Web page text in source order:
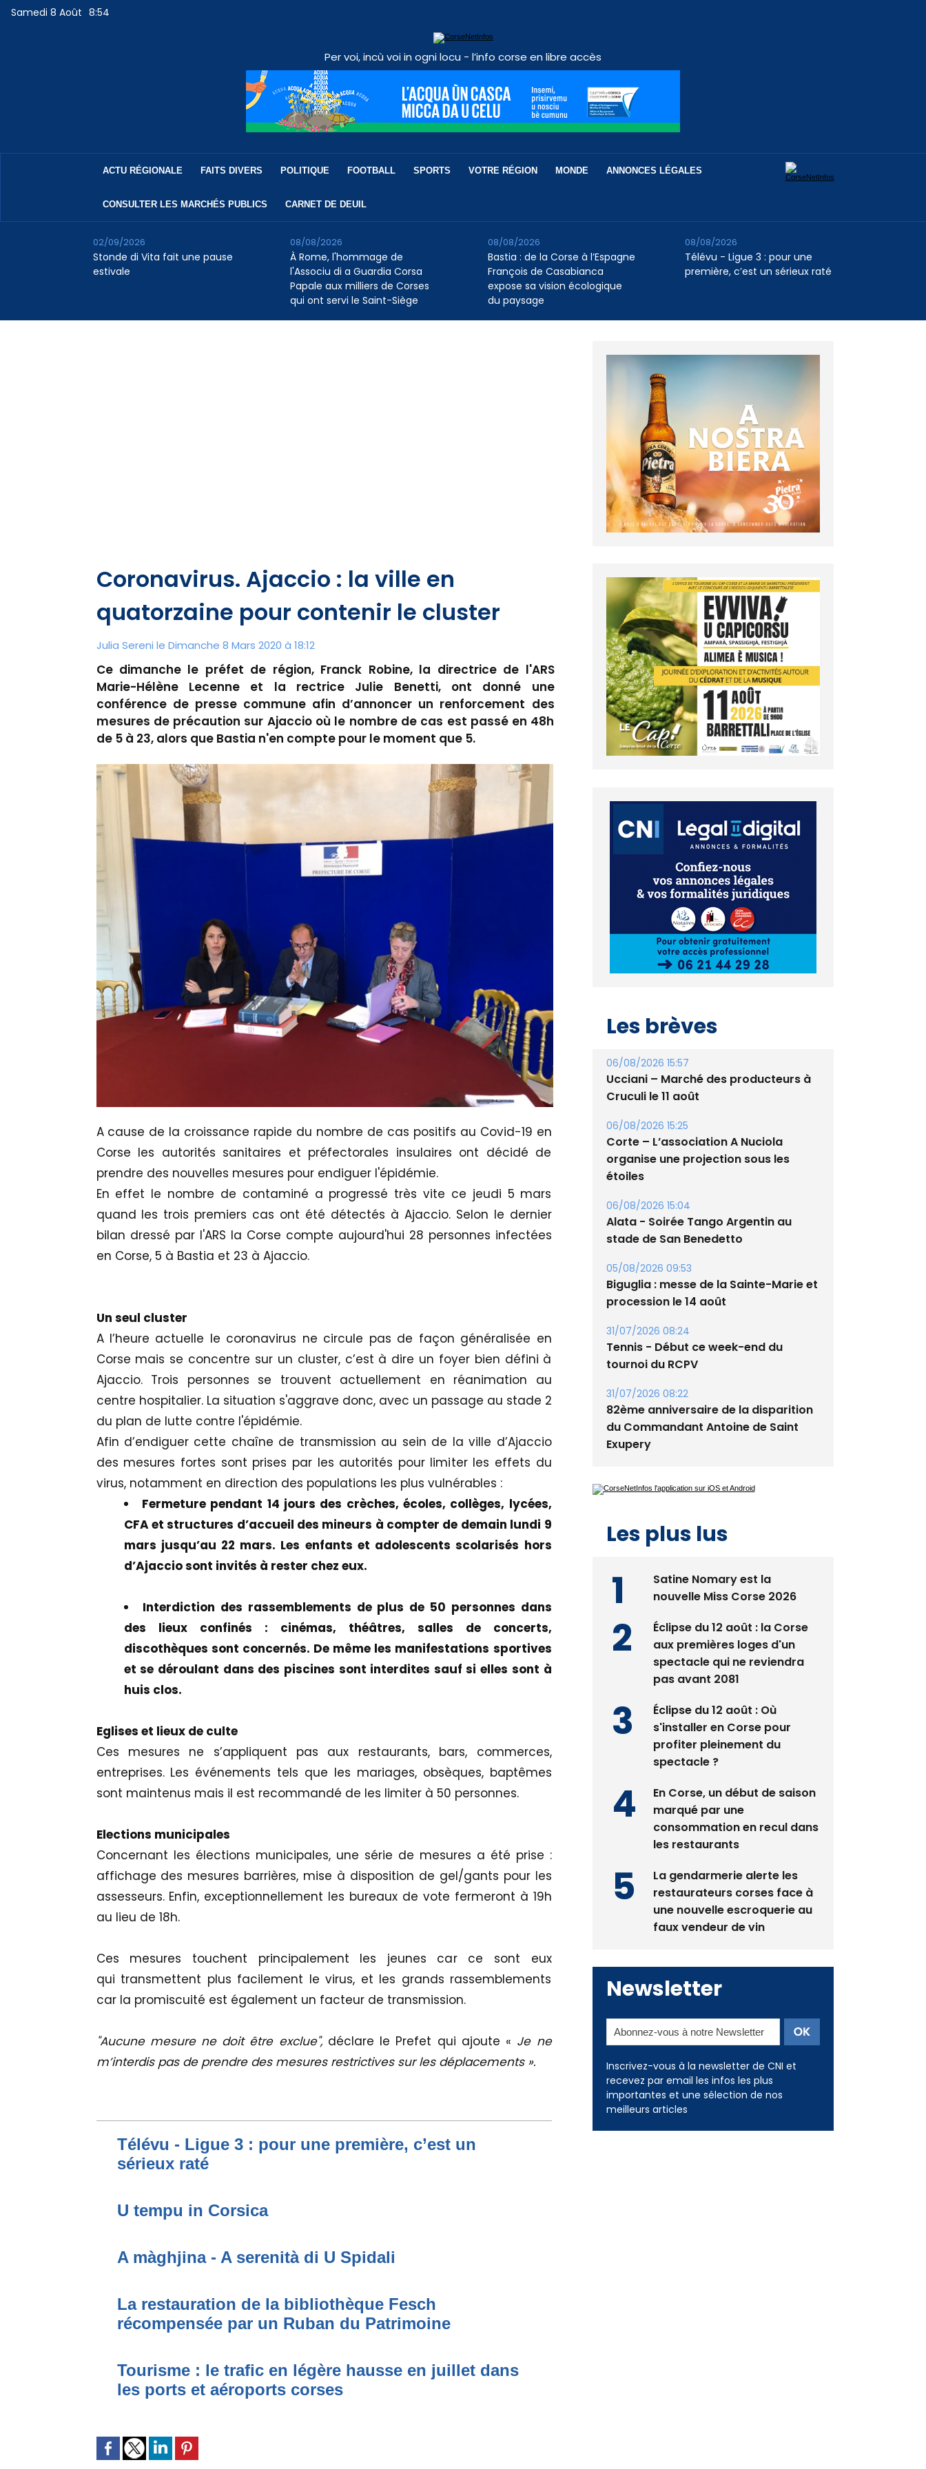
Samedi 8 Août 8:54
Per voi, incù voi in ogni locu - l’info corse en libre accès
ACTU RÉGIONALE FAITS DIVERS POLITIQUE FOOTBALL SPORTS VOTRE RÉGION MONDE ANNONCES LÉGALES
CONSULTER LES MARCHÉS PUBLICS CARNET DE DEUIL
Stonde di Vita fait une pause
estivale
02/09/2026
À Rome, l'hommage de
l'Associu di a Guardia Corsa
Papale aux milliers de Corses
qui ont servi le Saint-Siège
08/08/2026
Bastia : de la Corse à l’Espagne
François de Casabianca
expose sa vision écologique
du paysage
08/08/2026
Télévu - Ligue 3 : pour une
première, c’est un sérieux raté
08/08/2026
Coronavirus. Ajaccio : la ville en
quatorzaine pour contenir le cluster
Julia Sereni le Dimanche 8 Mars 2020 à 18:12
Ce dimanche le préfet de région, Franck Robine, la directrice de l'ARS
Marie-Hélène Lecenne et la rectrice Julie Benetti, ont donné une
conférence de presse commune afin d’annoncer un renforcement des
mesures de précaution sur Ajaccio où le nombre de cas est passé en 48h
de 5 à 23, alors que Bastia n'en compte pour le moment que 5.
A cause de la croissance rapide du nombre de cas positifs au Covid-19 en
Corse les autorités sanitaires et préfectorales insulaires ont décidé de
prendre des nouvelles mesures pour endiguer l'épidémie.
En effet le nombre de contaminé a progressé très vite ce jeudi 5 mars
quand les trois premiers cas ont été détectés à Ajaccio. Selon le dernier
bilan dressé par l'ARS la Corse compte aujourd'hui 28 personnes infectées
en Corse, 5 à Bastia et 23 à Ajaccio.
Un seul cluster
A l’heure actuelle le coronavirus ne circule pas de façon généralisée en
Corse mais se concentre sur un cluster, c’est à dire un foyer bien défini à
Ajaccio. Trois personnes se trouvent actuellement en réanimation au
centre hospitalier. La situation s'aggrave donc, avec un passage au stade 2
du plan de lutte contre l'épidémie.
Afin d’endiguer cette chaîne de transmission au sein de la ville d’Ajaccio
des mesures fortes sont prises par les autorités pour limiter les effets du
virus, notamment en direction des populations les plus vulnérables :
Fermeture pendant 14 jours des crèches, écoles, collèges, lycées,
CFA et structures d’accueil des mineurs à compter de demain lundi 9
mars jusqu’au 22 mars. Les enfants et adolescents scolarisés hors
d’Ajaccio sont invités à rester chez eux.
Interdiction des rassemblements de plus de 50 personnes dans
des lieux confinés : cinémas, théâtres, salles de concerts,
discothèques sont concernés. De même les manifestations sportives
et se déroulant dans des piscines sont interdites sauf si elles sont à
huis clos.
Eglises et lieux de culte
Ces mesures ne s’appliquent pas aux restaurants, bars, commerces,
entreprises. Les événements tels que les mariages, obsèques, baptêmes
sont maintenus mais il est recommandé de les limiter à 50 personnes.
Elections municipales
Concernant les élections municipales, une série de mesures a été prise :
affichage des mesures barrières, mise à disposition de gel/gants pour les
assesseurs. Enfin, exceptionnellement les bureaux de vote fermeront à 19h
au lieu de 18h.
Ces mesures touchent principalement les jeunes car ce sont eux
qui transmettent plus facilement le virus, et les grands rassemblements
car la promiscuité est également un facteur de transmission.
"Aucune mesure ne doit être exclue", déclare le Prefet qui ajoute « Je ne
m’interdis pas de prendre des mesures restrictives sur les déplacements ».
Télévu - Ligue 3 : pour une première, c’est un
sérieux raté
U tempu in Corsica
A màghjina - A serenità di U Spidali
La restauration de la bibliothèque Fesch
récompensée par un Ruban du Patrimoine
Tourisme : le trafic en légère hausse en juillet dans
les ports et aéroports corses
Les brèves
06/08/2026 15:57
Ucciani – Marché des producteurs à
Cruculi le 11 août
06/08/2026 15:25
Corte – L’association A Nuciola
organise une projection sous les
étoiles
06/08/2026 15:04
Alata - Soirée Tango Argentin au
stade de San Benedetto
05/08/2026 09:53
Biguglia : messe de la Sainte-Marie et
procession le 14 août
31/07/2026 08:24
Tennis - Début ce week-end du
tournoi du RCPV
31/07/2026 08:22
82ème anniversaire de la disparition
du Commandant Antoine de Saint
Exupery
Les plus lus
Satine Nomary est la
nouvelle Miss Corse 2026
Éclipse du 12 août : la Corse
aux premières loges d'un
spectacle qui ne reviendra
pas avant 2081
Éclipse du 12 août : Où
s'installer en Corse pour
profiter pleinement du
spectacle ?
En Corse, un début de saison
marqué par une
consommation en recul dans
les restaurants
La gendarmerie alerte les
restaurateurs corses face à
une nouvelle escroquerie au
faux vendeur de vin
Newsletter
Inscrivez-vous à la newsletter de CNI et
recevez par email les infos les plus
importantes et une sélection de nos
meilleurs articles